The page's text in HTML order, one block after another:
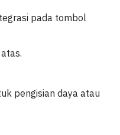
pada tombol
pengisian daya atau